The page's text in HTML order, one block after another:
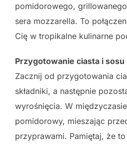
pomidorowego,
sera mozzarella. To
Cię w tropikalne kulinarne
Przygotowanie ciasta i
Zacznij od przygotowania
składniki, a następnie
wyrośnięcia. W
pomidorowy, mieszając
przyprawami. Pamiętaj, że